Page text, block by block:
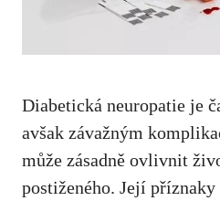
Diabetická neuropatie je
avšak závažným‌
může​ zásadně ⁤ovlivnit
postiženého. Její příznaky